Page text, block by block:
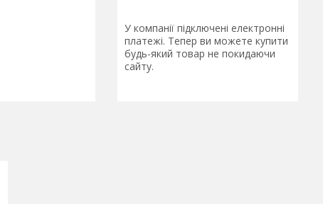
У компанії підключені електронні
платежі. Тепер ви можете купити
будь-який товар не покидаючи
сайту.